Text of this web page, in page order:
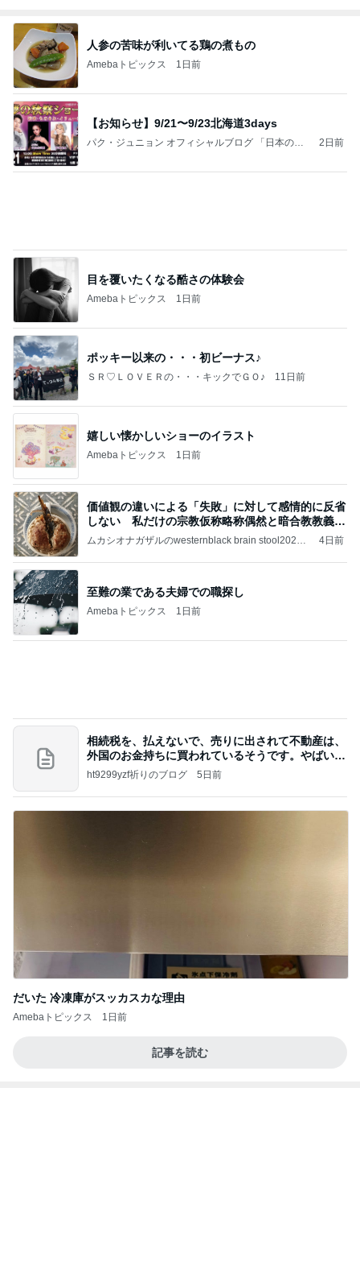
人参の苦味が利いてる鶏の煮もの
Amebaトピックス 1日前
【お知らせ】9/21〜9/23北海道3days
パク・ジュニョン オフィシャルブログ 「日本の
2日前
目を覆いたくなる酷さの体験会
Amebaトピックス 1日前
ポッキー以来の・・・初ビーナス♪
ＳＲ♡ＬＯＶＥＲの・・・キックでＧＯ♪ 11日前
嬉しい懐かしいショーのイラスト
Amebaトピックス 1日前
価値観の違いによる「失敗」に対して感情的に反省
しない 私だけの宗教仮称略称偶然と暗合教教義候
補
ムカシオナガザルのwesternblack brain stool2024
ガザル
4日前
至難の業である夫婦での職探し
Amebaトピックス 1日前
相続税を、払えないで、売りに出されて不動産は、
外国のお金持ちに買われているそうです。やばいで
すよ
ht9299yzf祈りのブログ 5日前
だいた 冷凍庫がスッカスカな理由
Amebaトピックス 1日前
記事を読む